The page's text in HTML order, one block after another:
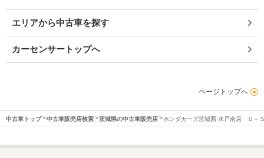
エリアから中古車を探す
カーセンサートップへ
ページトップへ
中古車トップ 中古車販売店検索 茨城県の中古車販売店 ホンダカーズ茨城西 水戸南店 Ｕ－